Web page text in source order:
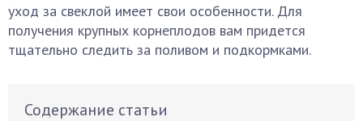
уход за свеклой имеет свои особенности. Для
получения крупных корнеплодов вам придется
тщательно следить за поливом и подкормками.
Содержание статьи